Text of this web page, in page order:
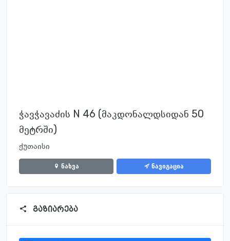
ჭავჭავაძის N 46 (მაკდონალდსიდან 50
მეტრში)
ქუთაისი
ნახვა ნავიგაცია
გაზიარება